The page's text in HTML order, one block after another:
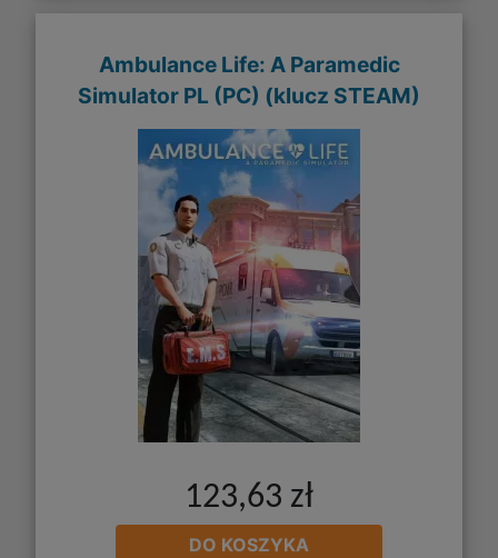
Ambulance Life: A Paramedic
Simulator PL (PC) (klucz STEAM)
123,63 zł
DO KOSZYKA